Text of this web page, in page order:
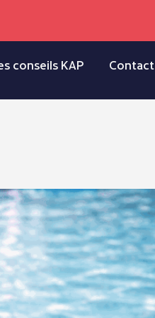
conseils KAP Contact